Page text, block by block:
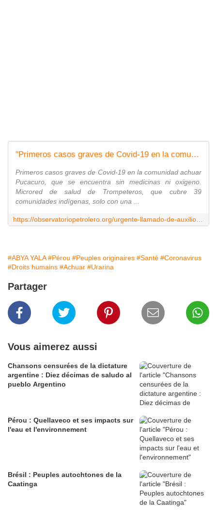
"Primeros casos graves de Covid-19 en la comunidad achuar Pucacuro, en el distrito Trompeteros. Principal centro de salud del distrito cerrado y con tan solo una doctora para 39 comunidades indígenas" - Observatorio Petrolero de la Amazonía Norte
Primeros casos graves de Covid-19 en la comunidad achuar
Pucacuro, que se encuentra sin medicinas ni oxigeno.
Microred de salud de Trompeteros, que cubre 39
comunidades indígenas, solo con una ...
#ABYA YALA #Pérou #Peuples originaires #Santé #Coronavirus
#Droits humains #Achuar #Urarina
Partager
Vous aimerez aussi
Chansons censurées de la dictature
argentine : Diez décimas de saludo al
pueblo Argentino
Pérou : Quellaveco et ses impacts sur
l'eau et l'environnement
Brésil : Peuples autochtones de la
Caatinga